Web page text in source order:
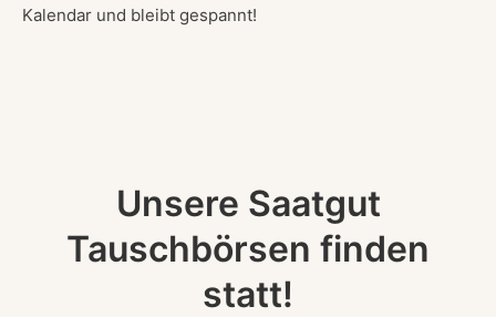
Kalendar und bleibt gespannt!
Unsere Saatgut
Tauschbörsen finden
statt!